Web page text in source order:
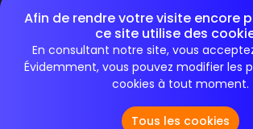
36/40 rue de Raspail 92300,
E-mail :
Afin de rendre votre visite encore
ce site utilise des
En consultant notre site, vous
Évidemment, vous pouvez modifier les
cookies à tout moment.
Tous les cookies